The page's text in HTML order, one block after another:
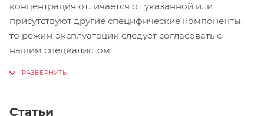
концентрация отличается от указанной или
присутствуют другие специфические компоненты,
то режим эксплуатации следует согласовать с
нашим специалистом.
Статьи